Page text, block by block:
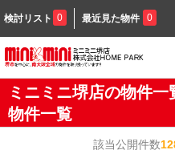
検討リスト 0 最近見た物件 0
ミニミニ堺店の物件
物件一覧
該当公開件数